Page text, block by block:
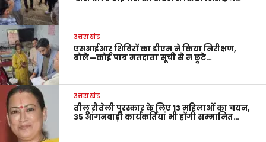
उत्तराखंड
एसआईआर शिविरों का डीएम ने किया निरीक्षण,
बोले—कोई पात्र मतदाता सूची से न छूटे…
उत्तराखंड
तीलू रौतेली पुरस्कार के लिए 13 महिलाओं का चयन,
35 आंगनबाड़ी कार्यकर्तियां भी होंगी सम्मानित…